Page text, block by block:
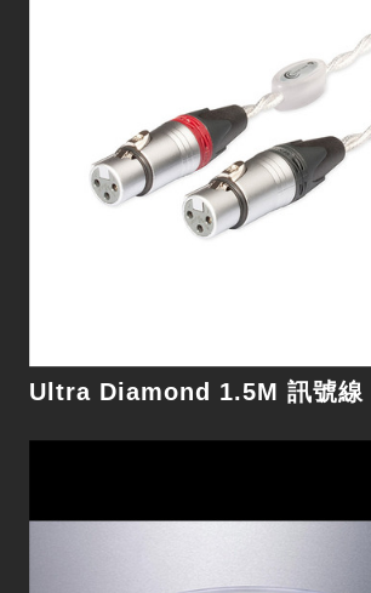
Ultra Diamond 1.5M 訊號線
CrystalPowerstrip Diamond時尚優
以搭配所有Crystal Cable產品使用。